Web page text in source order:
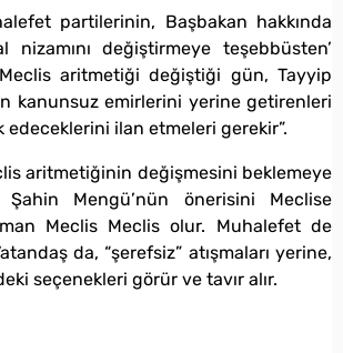
Başbakan hakkında
nizamını değiştirmeye teşebbüsten’
aritmetiği değiştiği gün, Tayyip
kanunsuz emirlerini yerine getirenleri
edeceklerini ilan etmeleri gerekir”.
değişmesini beklemeye
Mengü’nün önerisini Meclise
Meclis Meclis olur. Muhalefet de
da, “şerefsiz” atışmaları yerine,
seçenekleri görür ve tavır alır.